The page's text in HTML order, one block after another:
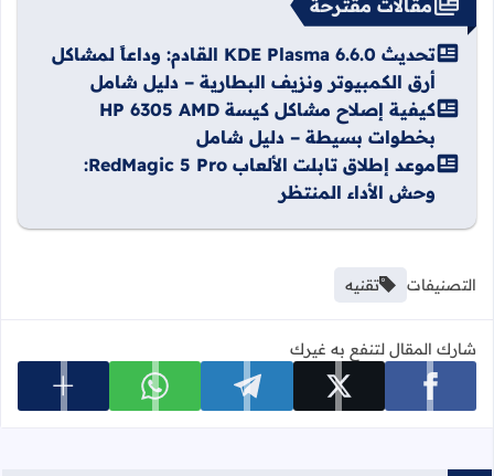
مقالات مقترحة
تحديث KDE Plasma 6.6.0 القادم: وداعاً لمشاكل
أرق الكمبيوتر ونزيف البطارية – دليل شامل
كيفية إصلاح مشاكل كيسة HP 6305 AMD
بخطوات بسيطة – دليل شامل
موعد إطلاق تابلت الألعاب RedMagic 5 Pro:
وحش الأداء المنتظر
التصنيفات تقنيه
شارك المقال لتنفع به غيرك
شارك على facebook شارك على x شارك على telegram شارك على whatsapp عرض